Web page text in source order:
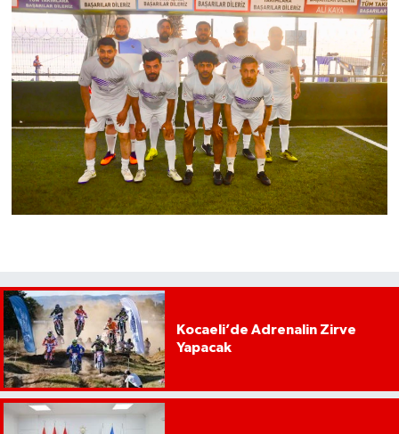
Kocaeli’de Adrenalin Zirve
Yapacak